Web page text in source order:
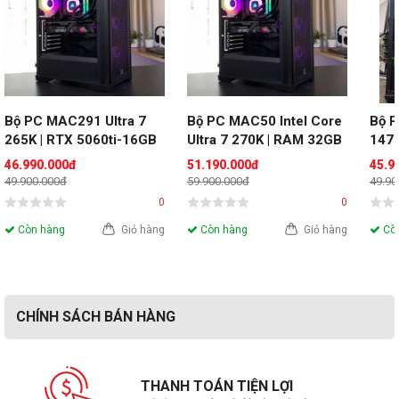
ép xung hiệu suất cao. Bộ tản nhiệt được làm bằng nhôm
Bộ PC MAC291 Ultra 7
265K | RTX 5060ti-16GB
| RAM 32GB
46.990.000đ
49.900.000đ
0
Còn hàng Giỏ hàng
Bộ PC MAC50 Intel Core
Ultra 7 270K | RAM 32GB
| VGA RTX 5060ti 16GB |
SSD 500G
51.190.000đ
59.900.000đ
0
Còn hàng Giỏ hàng
Bộ
CHÍNH SÁCH BÁN HÀNG
THANH TOÁN TIỆN LỢI